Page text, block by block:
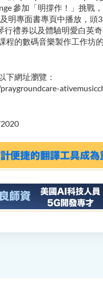
參加「明撐作！」挑戰
明專面書專頁中播放，頭
行禮券以及體驗明愛白英
程的數碼音樂製作工作坊
下網址瀏覽：